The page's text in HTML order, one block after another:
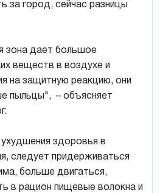
за город, сейчас разницы
зона дает большое
веществ в воздухе и
на защитную реакцию, они
пыльцы", – объясняет
здоровья в
следует придерживаться
больше двигаться,
в рацион пищевые волокна и